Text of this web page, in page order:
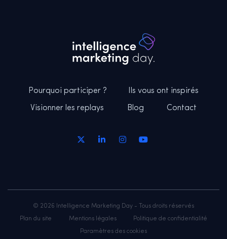
Pourquoi participer ? Ils vous ont inspirés
Visionner les replays Blog Contact
© 2026 Intelligence Marketing Day - Tous droits réservés
Plan du site Mentions légales Politique de confidentialité
Paramètres des cookies